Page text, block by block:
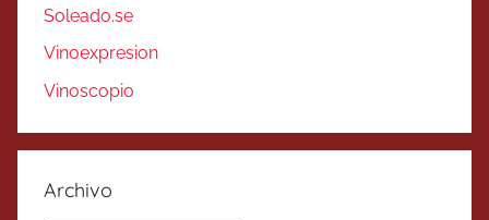
Soleado.se
Vinoexpresion
Vinoscopio
Archivo